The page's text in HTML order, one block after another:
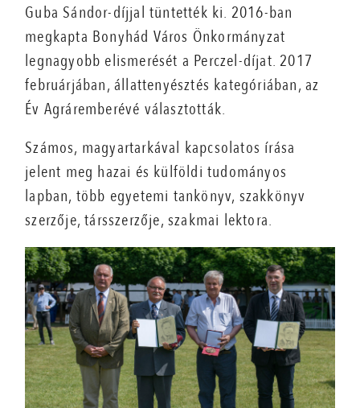
Guba Sándor-díjjal tüntették ki. 2016-ban
megkapta Bonyhád Város Önkormányzat
legnagyobb elismerését a Perczel-díjat. 2017
februárjában, állattenyésztés kategóriában, az
Év Agráremberévé választották.
Számos, magyartarkával kapcsolatos írása
jelent meg hazai és külföldi tudományos
lapban, több egyetemi tankönyv, szakkönyv
szerzője, társszerzője, szakmai lektora.